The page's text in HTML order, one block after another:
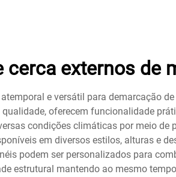
cerca externos de
e versátil para demarcação
oferecem funcionalidade
condições climáticas por meio
em diversos estilos, alturas e
podem ser personalizados para
estrutural mantendo ao mesmo